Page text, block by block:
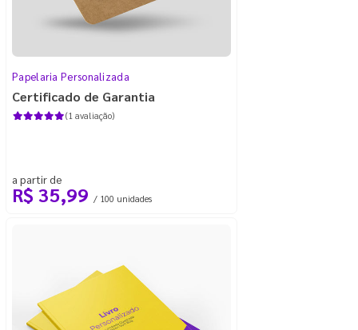
Papelaria Personalizada
Certificado de Garantia
(1 avaliação)
a partir de
R$ 35,99 / 100 unidades